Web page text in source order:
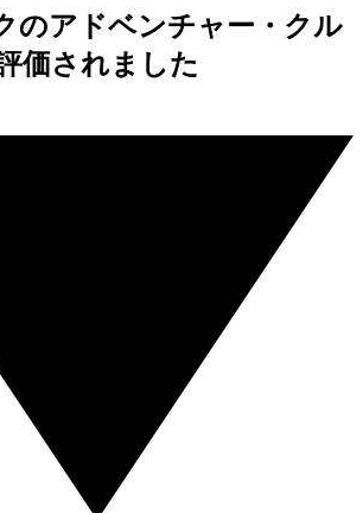
のアドベンチャー・クル
価されました